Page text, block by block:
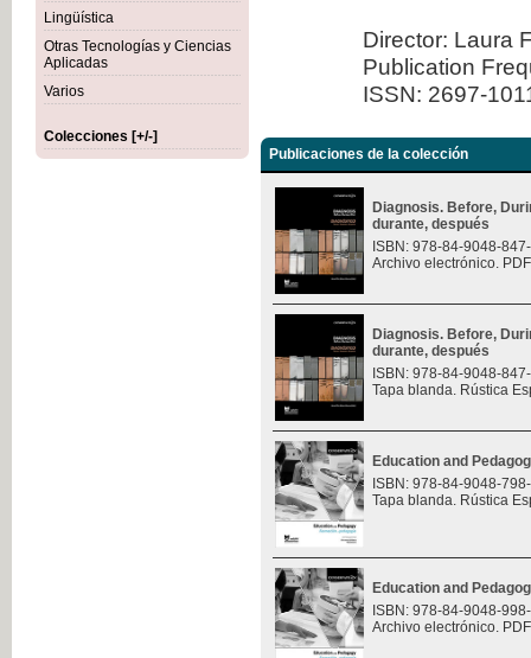
Lingüística
Otras Tecnologías y Ciencias
Aplicadas
Varios
Colecciones [+/-]
Director: Laura
Publication
ISSN: 2697-
Publicaciones de la colección
Diagnosis. Before,
durante, después
ISBN: 978-84-9048-
Archivo electrónico.
Diagnosis. Before,
durante, después
ISBN: 978-84-9048-
Tapa blanda. Rústica
Education and
ISBN: 978-84-9048-
Tapa blanda. Rústica
Education and
ISBN: 978-84-9048-
Archivo electrónico.